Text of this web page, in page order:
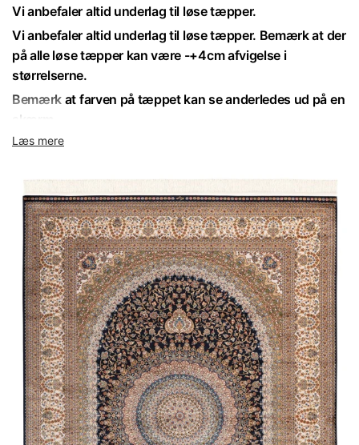
Vi anbefaler altid underlag til løse tæpper.
Vi anbefaler altid underlag til løse tæpper. Bemærk at der
på alle løse tæpper kan være -+4cm afvigelse i
størrelserne.
Bemærk at farven på tæppet kan se anderledes ud på en
skærm.
Bemærk også at tæpper kan lugte når de bliver rullet ud
Læs mere